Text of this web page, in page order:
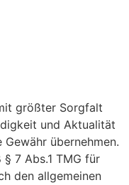
größter Sorgfalt
und Aktualität
übernehmen.
7 Abs.1 TMG für
den allgemeinen